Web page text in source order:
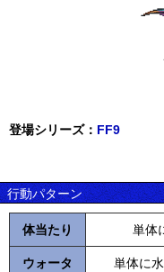
登場シリーズ： FF9
行動パターン
体当たり 単体
ウォータ 単体に